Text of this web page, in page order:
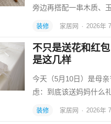
旁边再搭配一串木质、
装修 家居网 · 2026年
不只是送花和红
是这几样
今天（5月10日）是母
虑：到底该送妈妈什么
装修 家居网 · 2026年